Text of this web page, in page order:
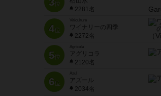
位
2281名
4位
Viticulture
ワイナリーの四季
2272名
5位
Agricola
アグリコラ
2120名
6位
Azul
アズール
2034名